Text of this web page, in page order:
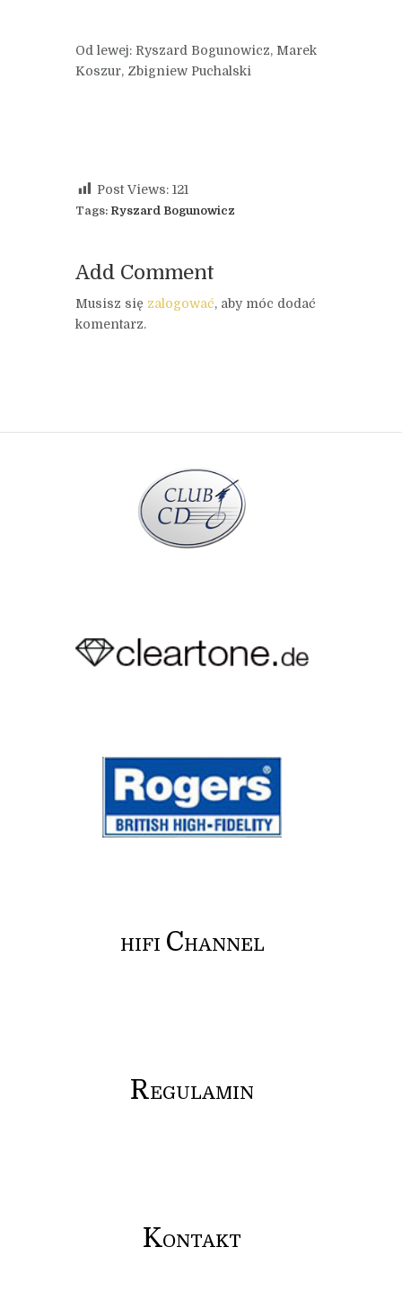
Od lewej: Ryszard Bogunowicz, Marek
Koszur, Zbigniew Puchalski
Post Views: 121
Tags: Ryszard Bogunowicz
Add Comment
Musisz się zalogować, aby móc dodać
komentarz.
HIFI CHANNEL
REGULAMIN
KONTAKT